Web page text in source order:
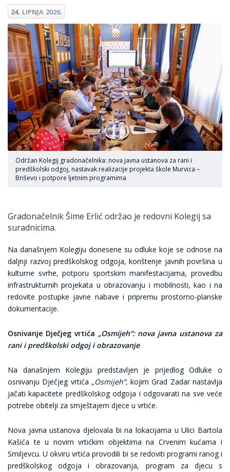
24. LIPNJA 2026.
Održan Kolegij gradonačelnika: nova javna ustanova za rani i
predškolski odgoj, nastavak realizacije projekta škole Murvica –
Briševo i potpore ljetnim programima
Gradonačelnik Šime Erlić održao je redovni Kolegij sa
suradnicima.
Na današnjem Kolegiju donesene su odluke koje se odnose na
daljnji razvoj predškolskog odgoja, korištenje javnih površina u
kulturne svrhe, potporu sportskim manifestacijama, provedbu
infrastrukturnih projekata u obrazovanju i mobilnosti, kao i na
redovite postupke javne nabave i pripremu prostorno-planske
dokumentacije.
Osnivanje Dječjeg vrtića „Osmijeh“: nova javna ustanova za
rani i predškolski odgoj i obrazovanje
Na današnjem Kolegiju predstavljen je prijedlog Odluke o
osnivanju Dječjeg vrtića „Osmijeh”, kojim Grad Zadar nastavlja
jačati kapacitete predškolskog odgoja i odgovarati na sve veće
potrebe obitelji za smještajem djece u vrtiće.
Nova javna ustanova djelovala bi na lokacijama u Ulici Bartola
Kašića te u novim vrtićkim objektima na Crvenim kućama i
Smiljevcu. U okviru vrtića provodili bi se redoviti programi ranog i
predškolskog odgoja i obrazovanja, program za djecu s